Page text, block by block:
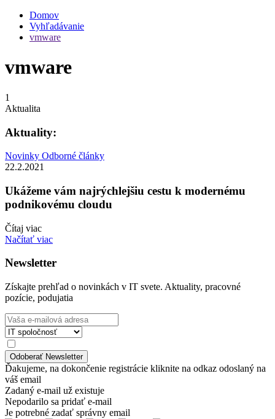
Domov
Vyhľadávanie
vmware
vmware
1
Aktualita
Aktuality:
Novinky Odborné články
22.2.2021
Ukážeme vám najrýchlejšiu cestu k modernému
podnikovému cloudu
Čítaj viac
Načítať viac
Newsletter
Získajte prehľad o novinkách v IT svete. Aktuality, pracovné
pozície, podujatia
Ďakujeme, na dokončenie registrácie kliknite na odkaz odoslaný na
váš email
Zadaný e-mail už existuje
Nepodarilo sa pridať e-mail
Je potrebné zadať správny email